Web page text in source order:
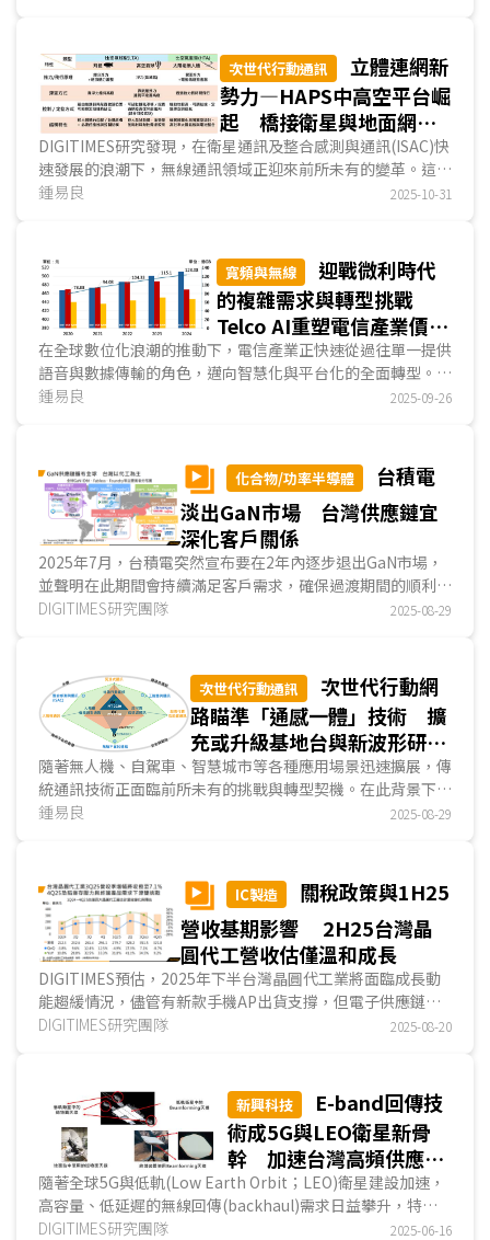
次世代行動通訊
立體連網新
勢力—HAPS中高空平台崛
起 橋接衛星與地面網路
的戰略新星
DIGITIMES研究發現，在衛星通訊及整合感測與通訊(ISAC)快
速發展的浪潮下，無線通訊領域正迎來前所未有的變革。這股
趨勢驅動著對於更廣覆蓋、更高頻寬、低延遲且靈活...
鍾易良 2025-10-31
寬頻與無線
迎戰微利時代
的複雜需求與轉型挑戰
Telco AI重塑電信產業價值
曲線
在全球數位化浪潮的推動下，電信產業正快速從過往單一提供
語音與數據傳輸的角色，邁向智慧化與平台化的全面轉型。隨
著5G、物聯網、雲端運算與邊緣運算等技術的迅猛發展...
鍾易良 2025-09-26
化合物/功率半導體
台積電
淡出GaN市場 台灣供應鏈宜
深化客戶關係
2025年7月，台積電突然宣布要在2年內逐步退出GaN市場，
並聲明在此期間會持續滿足客戶需求，確保過渡期間的順利銜
接。以全球GaN市場角度，歐美業者大多仰賴台灣晶圓代工...
DIGITIMES研究團隊 2025-08-29
次世代行動通訊
次世代行動網
路瞄準「通感一體」技術 擴
充或升級基地台與新波形研發
將是市場成長關鍵
隨著無人機、自駕車、智慧城市等各種應用場景迅速擴展，傳
統通訊技術正面臨前所未有的挑戰與轉型契機。在此背景下，
融合感測與通訊功能的「通感一體」(ISAC)技術，被視...
鍾易良 2025-08-29
IC製造
關稅政策與1H25
營收基期影響 2H25台灣晶
圓代工營收估僅溫和成長
DIGITIMES預估，2025年下半台灣晶圓代工業將面臨成長動
能趨緩情況，儘管有新款手機AP出貨支撐，但電子供應鏈拉
貨轉趨保守，第3季營收季增幅將放緩至7.1%；第4季營...
DIGITIMES研究團隊 2025-08-20
新興科技
E-band回傳技
術成5G與LEO衛星新骨
幹 加速台灣高頻供應鏈
成形
隨著全球5G與低軌(Low Earth Orbit；LEO)衛星建設加速，
高容量、低延遲的無線回傳(backhaul)需求日益攀升，特別
是在偏遠或無法鋪設光纖的地區，凸顯E-band (71~86...
DIGITIMES研究團隊 2025-06-16